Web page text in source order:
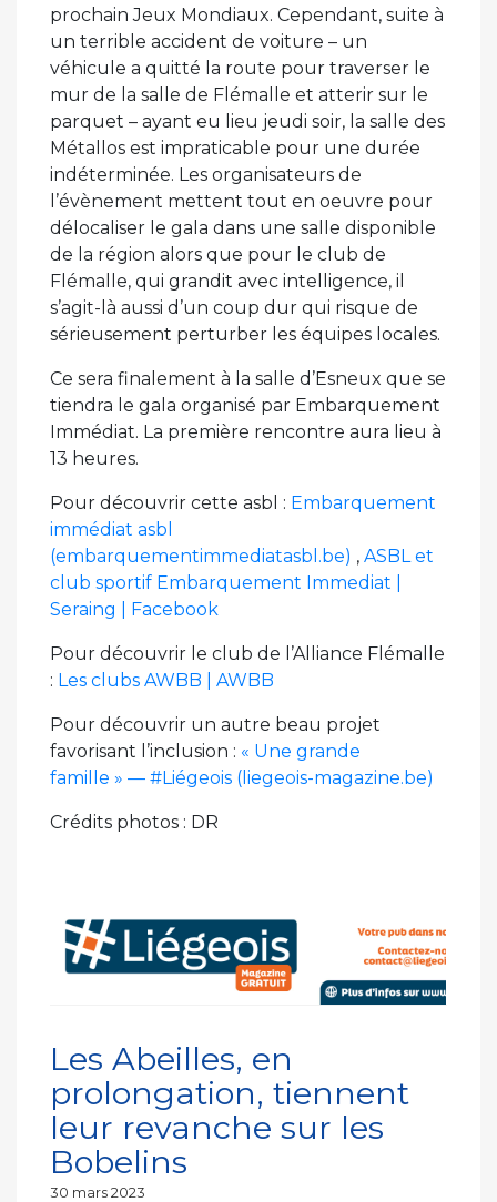
prochain Jeux Mondiaux. Cependant, suite à
un terrible accident de voiture – un
véhicule a quitté la route pour traverser le
mur de la salle de Flémalle et atterir sur le
parquet – ayant eu lieu jeudi soir, la salle des
Métallos est impraticable pour une durée
indéterminée. Les organisateurs de
l’évènement mettent tout en oeuvre pour
délocaliser le gala dans une salle disponible
de la région alors que pour le club de
Flémalle, qui grandit avec intelligence, il
s’agit-là aussi d’un coup dur qui risque de
sérieusement perturber les équipes locales.
Ce sera finalement à la salle d’Esneux que se
tiendra le gala organisé par Embarquement
Immédiat. La première rencontre aura lieu à
13 heures.
Pour découvrir cette asbl : Embarquement
immédiat asbl
(embarquementimmediatasbl.be) , ASBL et
club sportif Embarquement Immediat |
Seraing | Facebook
Pour découvrir le club de l’Alliance Flémalle
: Les clubs AWBB | AWBB
Pour découvrir un autre beau projet
favorisant l’inclusion : « Une grande
famille » — #Liégeois (liegeois-magazine.be)
Crédits photos : DR
Les Abeilles, en
prolongation, tiennent
leur revanche sur les
Bobelins
Publié
30 mars 2023